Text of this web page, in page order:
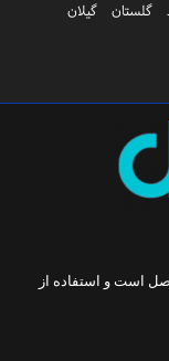
گلستان
گیلان
است و استفاده از